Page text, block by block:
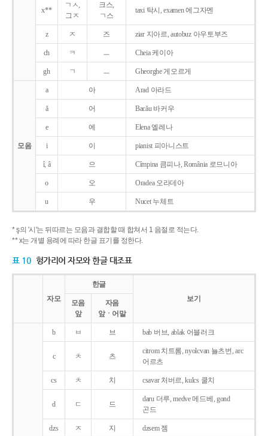
x**
ㄱㅅ,
그ㅈ
크스,
ㄱ스
taxi 탁시, examen 에그자멘
z ㅈ 즈 ziar 지아르, autobuz 아우토부즈
ch ㅋ ㅡ Cheia 케이아
gh ㄱ ㅡ Gheorghe 게오르게
모음
a 아 Arad 아라드
ǎ 어 Bacǎu 바커우
e 에 Elena 엘레나
i 이 pianist 피아니스트
î, â 으 Cîmpina 큼피나, România 로므니아
o 오 Oradea 오라데아
u 우 Nucet 누체트
* ş의 '시'는 뒤따르는 모음과 결합할 때 합쳐서 1 음절로 적는다.
** x는 개별 용례에 따라 한글 표기를 정한다.
표 10 헝가리어 자모와 한글 대조표
자모
한글
보기
모음
앞
자음
앞ㆍ어말
b ㅂ 브 bab 버브, ablak 어블러크
c ㅊ 츠
citrom 치트롬, nyolcvan 뇰츠번, arc
어르츠
cs ㅊ 치 csavar 처버르, kulcs 쿨치
d ㄷ 드
daru 더루, medve 메드베, gond
곤드
dzs ㅈ 지 dzsem 젬